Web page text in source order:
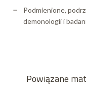
Podmienione,
demonologii i
Powiązane